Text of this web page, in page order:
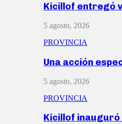
Kicillof entregó
5 agosto, 2026
PROVINCIA
Una acción
5 agosto, 2026
PROVINCIA
Kicillof